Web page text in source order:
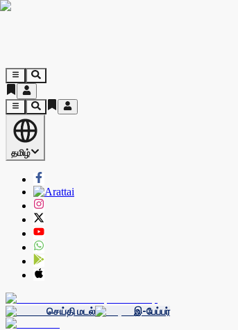
தமிழ்
செய்தி மடல் இ-பேப்பர்